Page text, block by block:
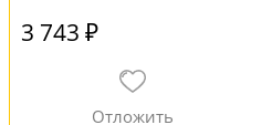
3 743 ₽